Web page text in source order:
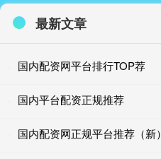
最新文章
国内配资网平台排行TOP荐
国内平台配资正规推荐
国内配资网正规平台推荐（新）